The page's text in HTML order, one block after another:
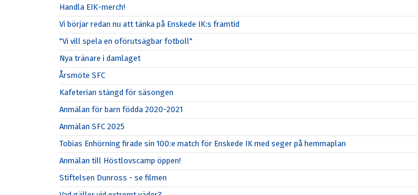
Handla EIK-merch!
Vi börjar redan nu att tänka på Enskede IK:s framtid
"Vi vill spela en oförutsägbar fotboll"
Nya tränare i damlaget
Årsmöte SFC
Kafeterian stängd för säsongen
Anmälan för barn födda 2020-2021
Anmälan SFC 2025
Tobias Enhörning firade sin 100:e match för Enskede IK med seger på hemmaplan
Anmälan till Höstlovscamp öppen!
Stiftelsen Dunross - se filmen